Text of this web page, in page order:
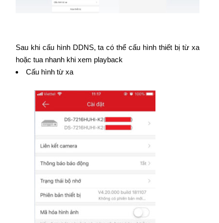
Sau khi cấu hình DDNS, ta có thể cấu hình thiết bị từ xa
hoặc tua nhanh khi xem playback
Cấu hình từ xa